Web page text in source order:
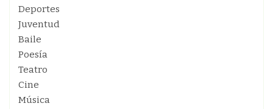
Deportes
Juventud
Baile
Poesía
Teatro
Cine
Música